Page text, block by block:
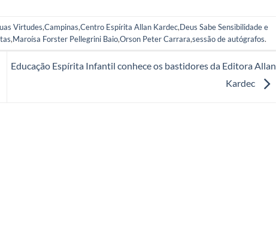
Virtudes,Campinas,Centro Espírita Allan Kardec,Deus Sabe Sensibilidade e
,Maroísa Forster Pellegrini Baio,Orson Peter Carrara,sessão de autógrafos.
Educação Espírita Infantil conhece os bastidores da Editora Allan
Kardec